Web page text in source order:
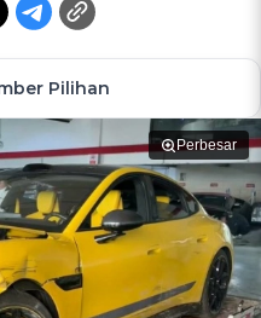
Pilihan
Perbesar